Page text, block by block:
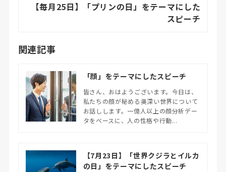
【毎月25日】「プリンの日」をテーマにした
スピーチ
関連記事
「顔」をテーマにしたスピーチ
皆さん、おはようございます。今日は、
私たちの顔が秘める奥深い世界について
お話しします。一億人以上の顔分析デー
タをベースに、人の性格や行動...
【7月23日】「世界クジラとイルカ
の日」をテーマにしたスピーチ